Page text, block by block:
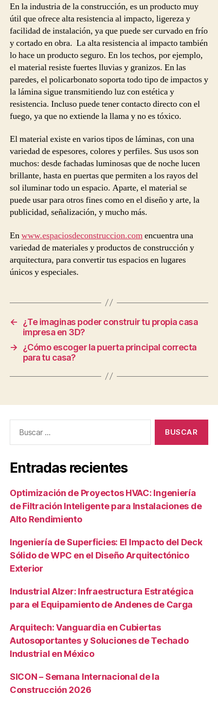
En la industria de la construcción, es un producto muy
útil que ofrece alta resistencia al impacto, ligereza y
facilidad de instalación, ya que puede ser curvado en frío
y cortado en obra. La alta resistencia al impacto también
lo hace un producto seguro. En los techos, por ejemplo,
el material resiste fuertes lluvias y granizos. En las
paredes, el policarbonato soporta todo tipo de impactos y
la lámina sigue transmitiendo luz con estética y
resistencia. Incluso puede tener contacto directo con el
fuego, ya que no extiende la llama y no es tóxico.
El material existe en varios tipos de láminas, con una
variedad de espesores, colores y perfiles. Sus usos son
muchos: desde fachadas luminosas que de noche lucen
brillante, hasta en puertas que permiten a los rayos del
sol iluminar todo un espacio. Aparte, el material se
puede usar para otros fines como en el diseño y arte, la
publicidad, señalización, y mucho más.
Enwww.espaciosdeconstruccion.comencuentra una
variedad de materiales y productos de construcción y
arquitectura, para convertir tus espacios en lugares
únicos y especiales.
←
¿Te imaginas poder construir tu propia casa
impresa en 3D?
→
¿Cómo escoger la puerta principal correcta
para tu casa?
Entradas recientes
Optimización de Proyectos HVAC: Ingeniería
de Filtración Inteligente para Instalaciones de
Alto Rendimiento
Ingeniería de Superficies: El Impacto del Deck
Sólido de WPC en el Diseño Arquitectónico
Exterior
Industrial Alzer: Infraestructura Estratégica
para el Equipamiento de Andenes de Carga
Arquitech: Vanguardia en Cubiertas
Autosoportantes y Soluciones de Techado
Industrial en México
SICON – Semana Internacional de la
Construcción 2026